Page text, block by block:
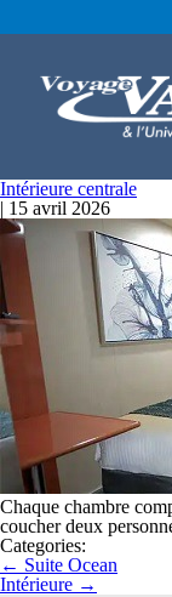
Intérieure centrale
| 15 avril 2026
Chaque chambre
coucher deux
Categories:
← Suite Ocean
Intérieure →